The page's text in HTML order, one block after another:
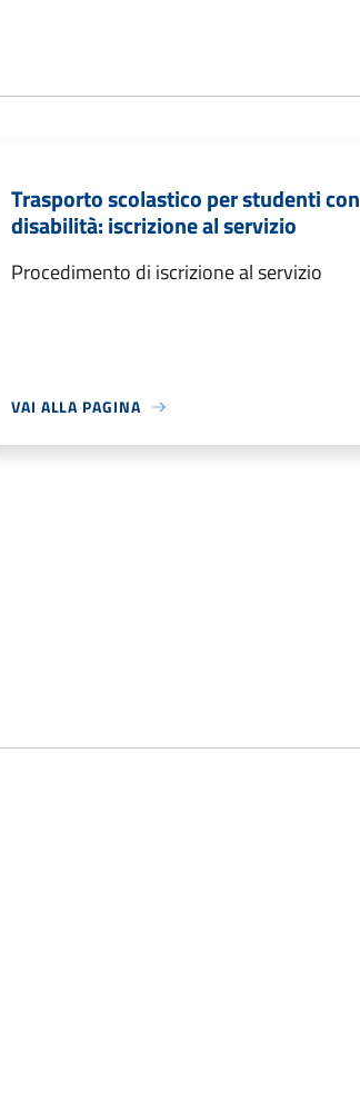
Trasporto scolastico per studenti con
disabilità: iscrizione al servizio
Procedimento di iscrizione al servizio
VAI ALLA PAGINA